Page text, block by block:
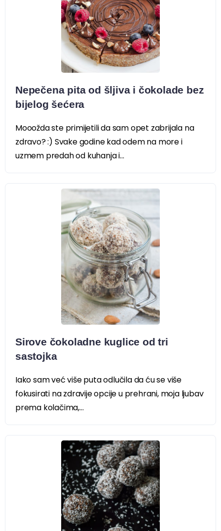
Nepečena pita od šljiva i čokolade bez
bijelog šećera
Mooožda ste primijetili da sam opet zabrijala na
zdravo? :) Svake godine kad odem na more i
uzmem predah od kuhanja i...
Sirove čokoladne kuglice od tri
sastojka
Iako sam već više puta odlučila da ću se više
fokusirati na zdravije opcije u prehrani, moja ljubav
prema kolačima,...